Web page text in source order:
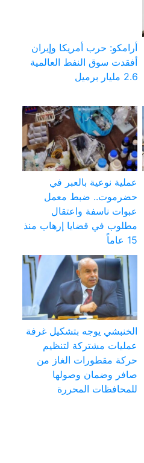
أرامكو: حرب أمريكا وإيران
أفقدت سوق النفط العالمية
2.6 مليار برميل
عملية نوعية بالعبر في
حضرموت.. ضبط معمل
عبوات ناسفة واعتقال
مطلوب في قضايا إرهاب منذ
15 عاماً
الخنبشي يوجه بتشكيل غرفة
عمليات مشتركة لتنظيم
حركة مقطورات الغاز من
صافر وضمان وصولها
للمحافظات المحررة